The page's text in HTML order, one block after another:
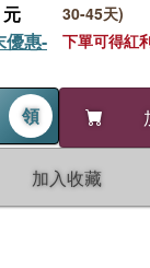
元
優惠-
領
加入收藏
30-45天)
下單可得紅